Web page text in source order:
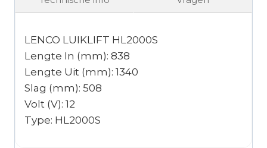
LENCO LUIKLIFT HL2000S
Lengte In (mm): 838
Lengte Uit (mm): 1340
Slag (mm): 508
Volt (V): 12
Type: HL2000S